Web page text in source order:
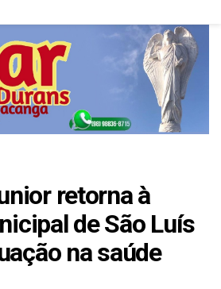
retorna à
de São Luís
na saúde